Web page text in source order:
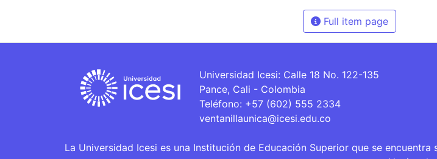
Full item page
Universidad Icesi: Calle 18 No. 122-135
Pance, Cali - Colombia
Teléfono: +57 (602) 555 2334
ventanillaunica@icesi.edu.co
La Universidad Icesi es una Institución de Educación Superior que se